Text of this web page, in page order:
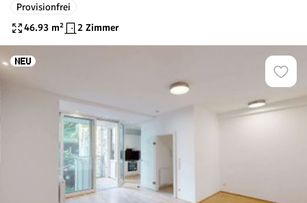
Provisionfrei
46.93 m² 2 Zimmer